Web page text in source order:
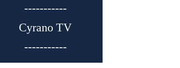
-----------
Cyrano TV
-----------